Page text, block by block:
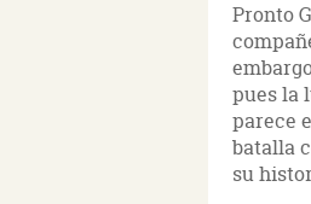
Pronto
pues la
parece
batalla
su